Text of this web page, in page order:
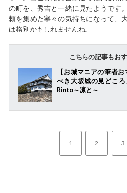
の町を、秀吉と一緒に見たようです
頼を集めた寧々の気持ちになって、
は格別かもしれませんね。
こちらの記事もお
【お城マニアの筆者
べき大坂城の見どこ
Rinto～凛と～
1 2 3